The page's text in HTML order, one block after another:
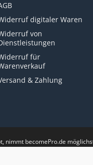
digitaler Waren
von
für
& Zahlung
becomePro.de